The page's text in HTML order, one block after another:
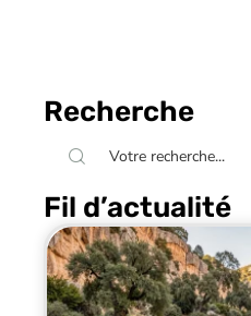
Recherche
Fil d’actualité